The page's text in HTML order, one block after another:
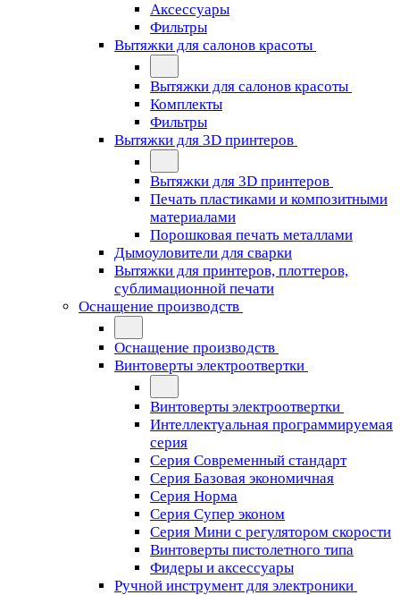
Аксессуары
Фильтры
Вытяжки для салонов красоты
Вытяжки для салонов красоты
Комплекты
Фильтры
Вытяжки для 3D принтеров
Вытяжки для 3D принтеров
Печать пластиками и композитными
материалами
Порошковая печать металлами
Дымоуловители для сварки
Вытяжки для принтеров, плоттеров,
сублимационной печати
Оснащение производств
Оснащение производств
Винтоверты электроотвертки
Винтоверты электроотвертки
Интеллектуальная программируемая
серия
Серия Современный стандарт
Серия Базовая экономичная
Серия Норма
Серия Cупер эконом
Серия Мини с регулятором скорости
Винтоверты пистолетного типа
Фидеры и аксессуары
Ручной инструмент для электроники